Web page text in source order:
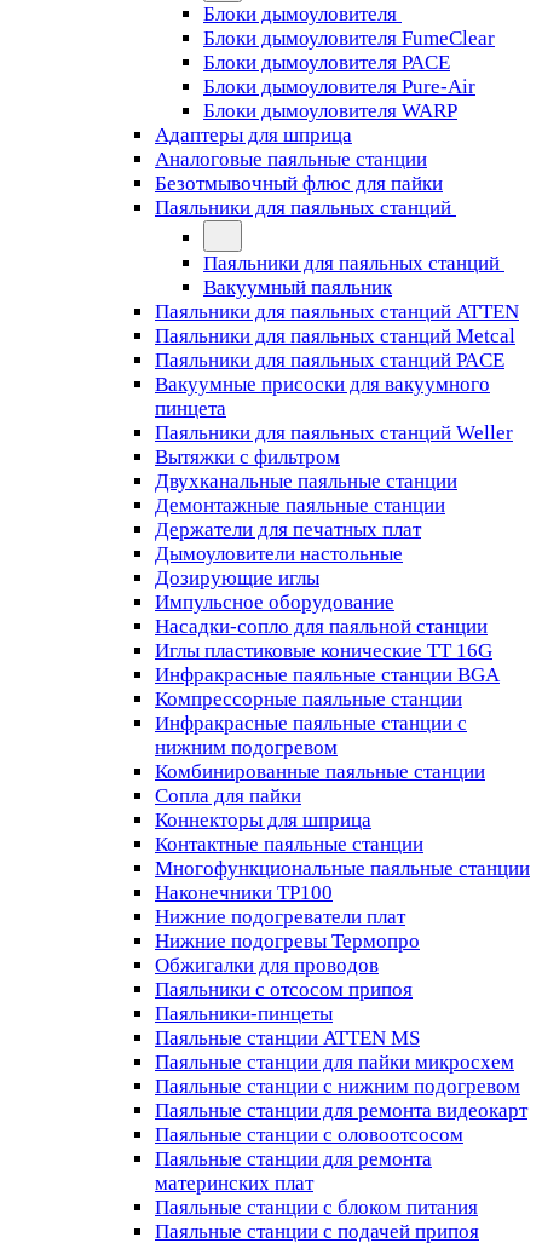
Блоки дымоуловителя
Блоки дымоуловителя FumeClear
Блоки дымоуловителя PACE
Блоки дымоуловителя Pure-Air
Блоки дымоуловителя WARP
Адаптеры для шприца
Аналоговые паяльные станции
Безотмывочный флюс для пайки
Паяльники для паяльных станций
Паяльники для паяльных станций
Вакуумный паяльник
Паяльники для паяльных станций ATTEN
Паяльники для паяльных станций Metcal
Паяльники для паяльных станций PACE
Вакуумные присоски для вакуумного
пинцета
Паяльники для паяльных станций Weller
Вытяжки с фильтром
Двухканальные паяльные станции
Демонтажные паяльные станции
Держатели для печатных плат
Дымоуловители настольные
Дозирующие иглы
Импульсное оборудование
Насадки-сопло для паяльной станции
Иглы пластиковые конические TT 16G
Инфракрасные паяльные станции BGA
Компрессорные паяльные станции
Инфракрасные паяльные станции с
нижним подогревом
Комбинированные паяльные станции
Сопла для пайки
Коннекторы для шприца
Контактные паяльные станции
Многофункциональные паяльные станции
Наконечники TP100
Нижние подогреватели плат
Нижние подогревы Термопро
Обжигалки для проводов
Паяльники с отсосом припоя
Паяльники-пинцеты
Паяльные станции ATTEN MS
Паяльные станции для пайки микросхем
Паяльные станции с нижним подогревом
Паяльные станции для ремонта видеокарт
Паяльные станции с оловоотсосом
Паяльные станции для ремонта
материнских плат
Паяльные станции с блоком питания
Паяльные станции с подачей припоя